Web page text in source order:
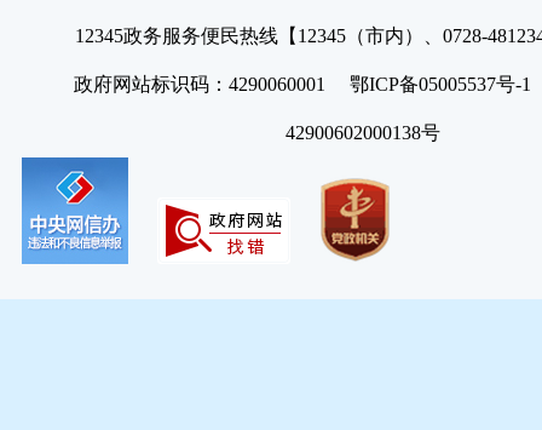
12345政务服务便民热线【12345（市内）、0728-
政府网站标识码：4290060001 鄂ICP备05005537号
42900602000138号